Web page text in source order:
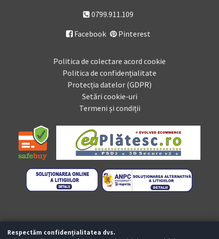
0799.911.109
 Facebook Pinterest
Politica de colectare acord cookie
Politica de confidențialitate
Protecția datelor (GDPR)
Setări cookie-uri
Termeni și condiții
Respectăm confidențialitatea dvs.